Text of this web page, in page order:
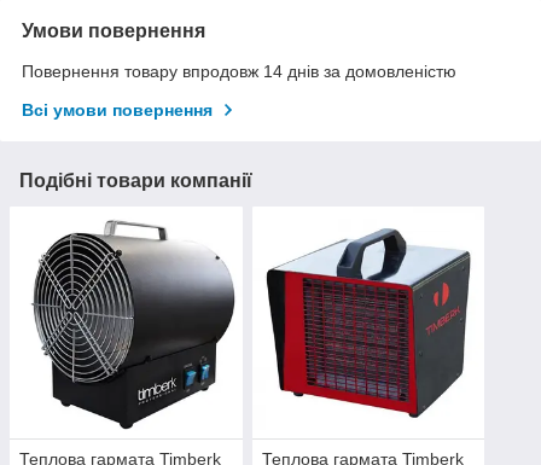
Умови повернення
Повернення товару впродовж 14 днів за домовленістю
Всі умови повернення
Подібні товари компанії
Теплова гармата Timberk
Теплова гармата Timberk